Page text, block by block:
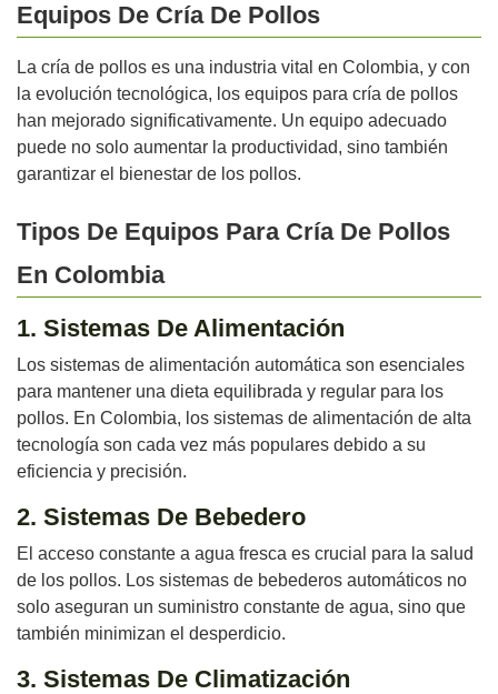
Equipos De Cría De Pollos
La cría de pollos es una industria vital en Colombia, y con
la evolución tecnológica, los equipos para cría de pollos
han mejorado significativamente. Un equipo adecuado
puede no solo aumentar la productividad, sino también
garantizar el bienestar de los pollos.
Tipos De Equipos Para Cría De Pollos
En Colombia
1. Sistemas De Alimentación
Los sistemas de alimentación automática son esenciales
para mantener una dieta equilibrada y regular para los
pollos. En Colombia, los sistemas de alimentación de alta
tecnología son cada vez más populares debido a su
eficiencia y precisión.
2. Sistemas De Bebedero
El acceso constante a agua fresca es crucial para la salud
de los pollos. Los sistemas de bebederos automáticos no
solo aseguran un suministro constante de agua, sino que
también minimizan el desperdicio.
3. Sistemas De Climatización